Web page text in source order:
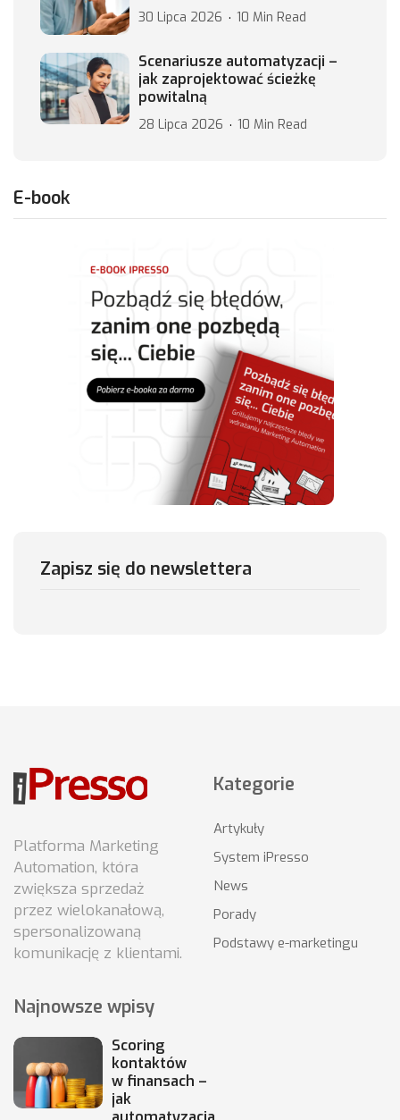
30 Lipca 2026 10 Min Read
Scenariusze automatyzacji –
jak zaprojektować ścieżkę
powitalną
28 Lipca 2026 10 Min Read
E-book
Zapisz się do newslettera
Platforma Marketing
Automation, która
zwiększa sprzedaż
przez wielokanałową,
spersonalizowaną
komunikację z klientami.
Kategorie
Artykuły
System iPresso
News
Porady
Podstawy e-marketingu
Najnowsze wpisy
Scoring
kontaktów
w finansach –
jak